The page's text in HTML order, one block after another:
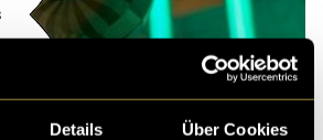
Details Über Cookies